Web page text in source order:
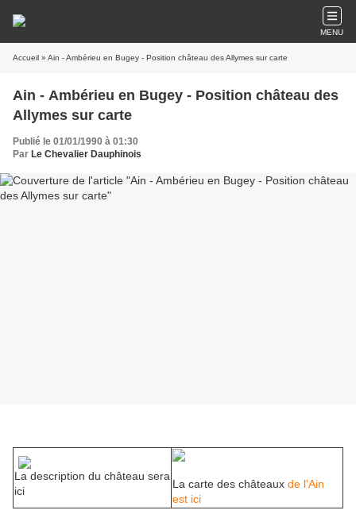
MENU
Accueil » Ain - Ambérieu en Bugey - Position château des Allymes sur carte
Ain - Ambérieu en Bugey - Position château des
Allymes sur carte
Publié le 01/01/1990 à 01:30
Par Le Chevalier Dauphinois
La description du château sera
ici
La carte des châteaux de l'Ain
est ici